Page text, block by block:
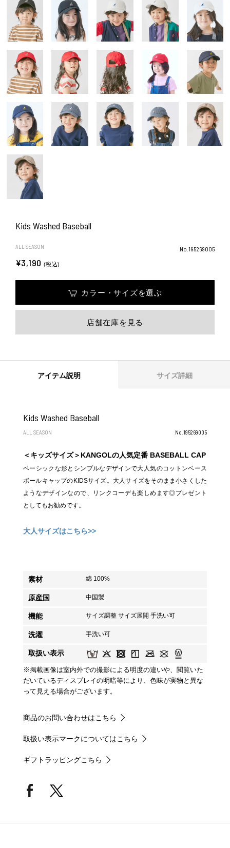
Kids Washed Baseball
ALL SEASON No.195269005
¥3,190 (税込)
カラー・サイズを選ぶ
店舗在庫を見る
アイテム説明 サイズ詳細
Kids Washed Baseball
ALL SEASON No.195269005
＜キッズサイズ＞KANGOLの人気定番 BASEBALL CAP
ベーシックな形とシンプルなデザインで大人気のコットンベース
ボールキャップのKIDSサイズ。大人サイズをそのまま小さくした
ようなデザインなので、リンクコーデも楽しめます◎プレゼント
としてもお勧めです。
大人サイズはこちら>>
素材 綿 100%
原産国 中国製
機能 サイズ調整 サイズ展開 手洗い可
洗濯 手洗い可
取扱い表示
※掲載画像は室内外での撮影による明度の違いや、閲覧いた
だいているディスプレイの明暗等により、色味が実物と異な
って見える場合がございます。
商品のお問い合わせはこちら
取扱い表示マークについてはこちら
ギフトラッピングこちら